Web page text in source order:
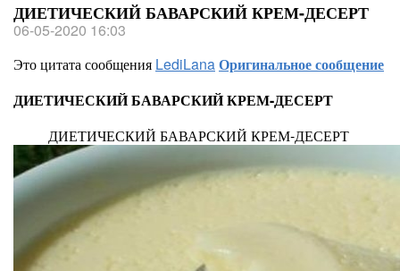
ДИЕТИЧЕСКИЙ БАВАРСКИЙ КРЕМ-ДЕСЕРТ
06-05-2020 16:03
Это цитата сообщения LediLanaОригинальное сообщение
ДИЕТИЧЕСКИЙ БАВАРСКИЙ КРЕМ-ДЕСЕРТ
ДИЕТИЧЕСКИЙ БАВАРСКИЙ КРЕМ-ДЕСЕРТ